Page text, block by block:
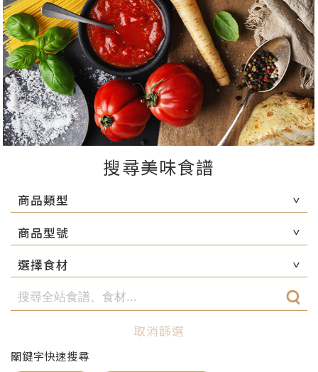
搜尋美味食譜
商品類型
商品型號
選擇食材
取消篩選
關鍵字快速搜尋